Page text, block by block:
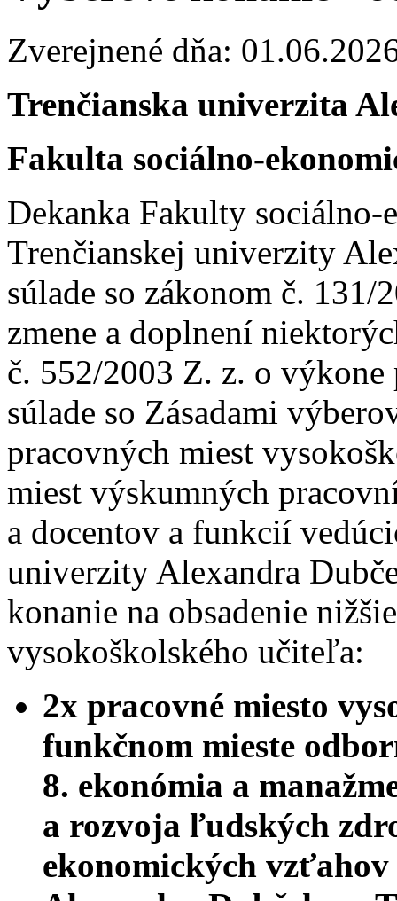
Zverejnené dňa:
Trenčianska univerzita
Fakulta sociálno-
Dekanka Fakulty
Trenčianskej univerzity
súlade so zákonom č.
zmene a doplnení
č. 552/2003 Z. z. o výkone
súlade so Zásadami
pracovných miest
miest výskumných
a docentov a funkcií
univerzity Alexandra
konanie na obsadenie
vysokoškolského učiteľa:
2x pracovné miesto
funkčnom mieste
8. ekonómia a
a rozvoja ľudských
ekonomických